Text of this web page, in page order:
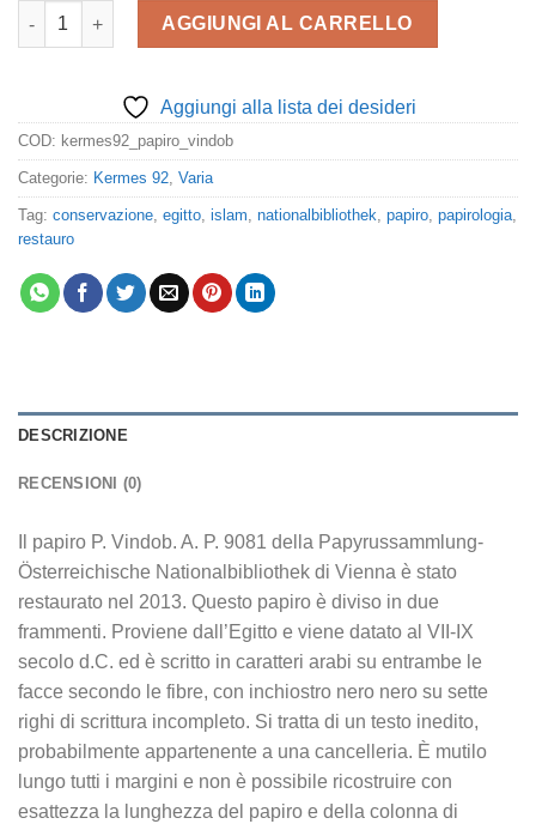
Il papiro P. Vindob. A. P. 9081. Restauro, digitalizzazione e
AGGIUNGI AL CARRELLO
Aggiungi alla lista dei desideri
COD: kermes92_papiro_vindob
Categorie: Kermes 92, Varia
Tag: conservazione, egitto, islam, nationalbibliothek, papiro, papirologia,
restauro
DESCRIZIONE
RECENSIONI (0)
Il papiro P. Vindob. A. P. 9081 della Papyrussammlung-
Österreichische Nationalbibliothek di Vienna è stato
restaurato nel 2013. Questo papiro è diviso in due
frammenti. Proviene dall’Egitto e viene datato al VII-IX
secolo d.C. ed è scritto in caratteri arabi su entrambe le
facce secondo le fibre, con inchiostro nero nero su sette
righi di scrittura incompleto. Si tratta di un testo inedito,
probabilmente appartenente a una cancelleria. È mutilo
lungo tutti i margini e non è possibile ricostruire con
esattezza la lunghezza del papiro e della colonna di